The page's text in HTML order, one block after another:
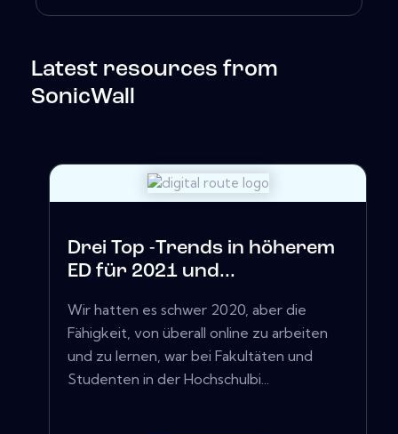
Latest resources from
SonicWall
Drei Top -Trends in höherem
ED für 2021 und...
Wir hatten es schwer 2020, aber die
Fähigkeit, von überall online zu arbeiten
und zu lernen, war bei Fakultäten und
Studenten in der Hochschulbi...